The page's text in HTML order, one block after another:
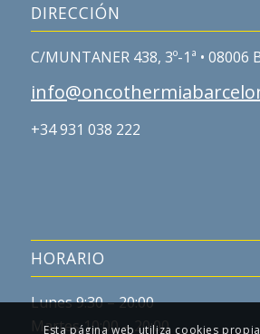
DIRECCIÓN
C/MUNTANER 438, 3º-1ª • 08006
+34 931 038 222
HORARIO
Lunes 9:30 – 20:00
Martes 10:00 – 20:00
Esta página web utiliza cookies